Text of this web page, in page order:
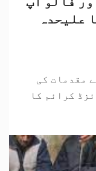
علیحدہ
مقدمات کی
کرائم کا